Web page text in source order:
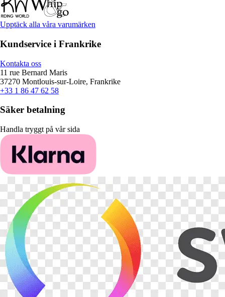
Upptäck alla våra varumärken
Kundservice i Frankrike
Kontakta oss
11 rue Bernard Maris
37270 Montlouis-sur-Loire, Frankrike
+33 1 86 47 62 58
Säker betalning
Handla tryggt på vår sida